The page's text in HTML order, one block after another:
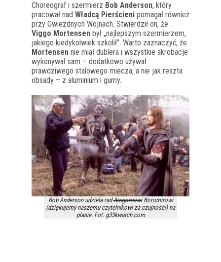
Choreograf i szermierz Bob Anderson, który
pracował nad Władcą Pierścieni pomagał również
przy Gwiezdnych Wojnach. Stwierdził on, że
Viggo Mortensen był „najlepszym szermierzem,
jakiego kiedykolwiek szkolił”. Warto zaznaczyć, że
Mortensen nie miał dublera i wszystkie akrobacje
wykonywał sam – dodatkowo używał
prawdziwego stalowego miecza, a nie jak reszta
obsady – z aluminium i gumy.
Bob Anderson udziela radAragornowiBoromirowi
(dziękujemy naszemu czytelnikowi za czujność!) na
planie. Fot. g33kwatch.com